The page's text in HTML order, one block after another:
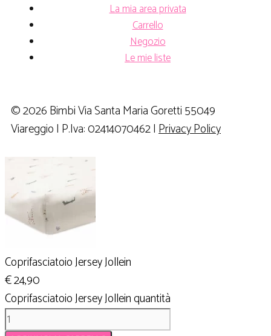
La mia area privata
Carrello
Negozio
Le mie liste
© 2026 Bimbi Via Santa Maria Goretti 55049
Viareggio | P.Iva: 02414070462 |Privacy Policy
Coprifasciatoio Jersey Jollein
€24,90
Coprifasciatoio Jersey Jollein quantità